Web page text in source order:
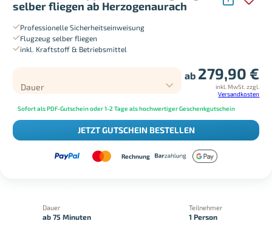
selber fliegen ab Herzogenaurach
Professionelle Sicherheitseinweisung
Flugzeug selber fliegen
inkl. Kraftstoff & Betriebsmittel
Dauer
ab 279,90 €
inkl. MwSt. zzgl.
Versandkosten
Sofort als PDF-Gutschein oder 1-2 Tage als hochwertiger Geschenkgutschein
JETZT GUTSCHEIN BESTELLEN
Rechnung
Dauer
ab 75 Minuten
Teilnehmer
1 Person